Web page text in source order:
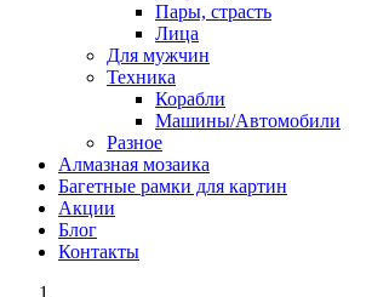
Пары, страсть
Лица
Для мужчин
Техника
Корабли
Машины/Автомобили
Разное
Алмазная мозаика
Багетные рамки для картин
Акции
Блог
Контакты